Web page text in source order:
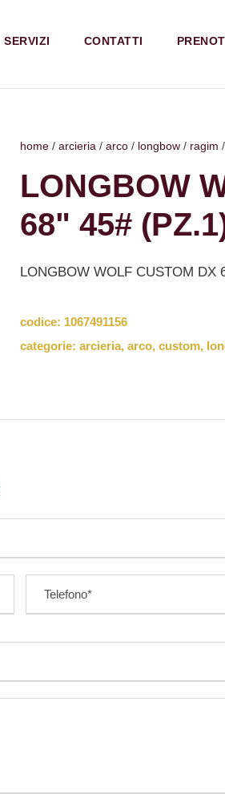
SERVIZI CONTATTI
home / arcieria / arco / longbow / ragim /
LONGBOW
68" 45#
LONGBOW WOLF CUSTOM DX
codice: 1067491156
categorie: arcieria, arco, custom,